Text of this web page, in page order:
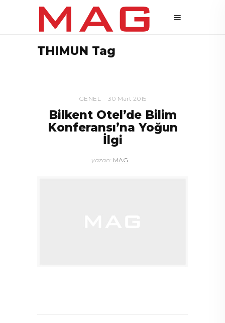
THIMUN Tag
GENEL 30 Mart 2015
Bilkent Otel’de Bilim
Konferansı’na Yoğun
İlgi
yazan: MAG